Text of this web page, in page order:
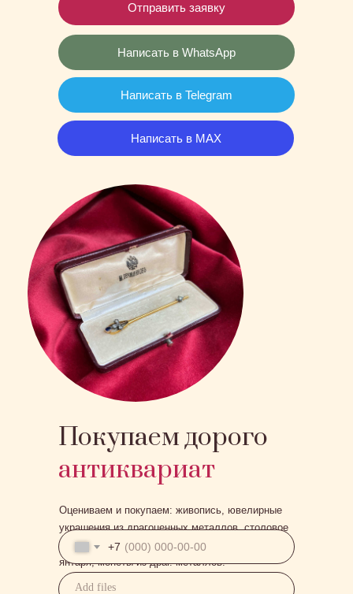
Написать в WhatsApp
Отправить заявку
Написать в MAX
Написать в Telegram
Покупаем дорого
антиквариат
Оцениваем и покупаем: живопись, ювелирные
украшения из драгоценных металлов, столовое
серебро, бронзу, фарфор, изделия из коралла и
янтаря, монеты из драг. металлов.
+7
Add files